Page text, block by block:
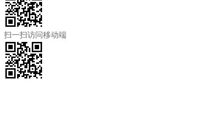
扫一扫访问移动端